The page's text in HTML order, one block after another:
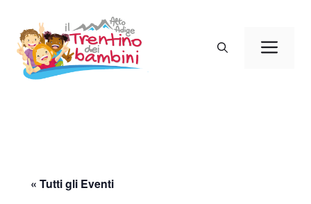
contenuto
« Tutti gli Eventi